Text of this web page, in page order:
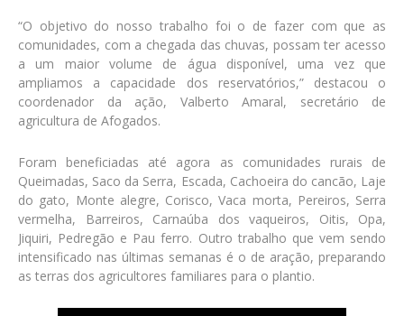
“O objetivo do nosso trabalho foi o de fazer com que as
comunidades, com a chegada das chuvas, possam ter acesso
a um maior volume de água disponível, uma vez que
ampliamos a capacidade dos reservatórios,” destacou o
coordenador da ação, Valberto Amaral, secretário de
agricultura de Afogados.
Foram beneficiadas até agora as comunidades rurais de
Queimadas, Saco da Serra, Escada, Cachoeira do cancão, Laje
do gato, Monte alegre, Corisco, Vaca morta, Pereiros, Serra
vermelha, Barreiros, Carnaúba dos vaqueiros, Oitis, Opa,
Jiquiri, Pedregão e Pau ferro. Outro trabalho que vem sendo
intensificado nas últimas semanas é o de aração, preparando
as terras dos agricultores familiares para o plantio.